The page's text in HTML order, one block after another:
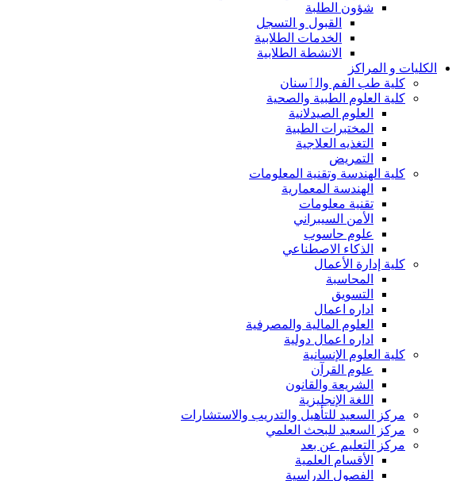
شؤون الطلبة
القبول و التسجل
الخدمات الطلابية
الانشطة الطلابية
الكليات و المراكز
كلية طب الفم والٲسنان
كلية العلوم الطبية والصحية
العلوم الصيدلانية
المختبرات الطبية
التغذيه العلاجية
التمريض
كلية الهندسة وتقنية المعلومات
الهندسة المعمارية
تقنية معلومات
الأمن السيبراني
علوم حاسوب
الذكاء الاصطناعي
كلية إدارة الأعمال
المحاسبة
التسويق
اداره اعمال
العلوم المالية والمصرفية
اداره اعمال دولية
كلية العلوم الإنسانية
علوم القرآن
الشريعة والقانون
اللغة الإنجليزية
مركز السعيد للتأهيل والتدريب والاستشارات
مركز السعيد للبحث العلمي
مركز التعليم عن بعد
الأقسام العلمية
الفصول الدراسية